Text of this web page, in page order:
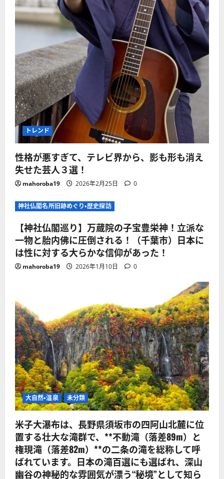
トレンド
性格が悪すぎて、テレビ界から、影も形も消え
失せた芸人３選！
mahoroba19 2026年2月25日 0
神社仏閣名所旧跡めぐり・歴史探訪
【神社仏閣巡り】万蔵院の子宝豊栄神！立派な
一物と胎内佛に圧倒される！（千葉市）日本に
は性に対する大らかな信仰があった！
mahoroba19 2026年1月10日 0
大自然・温泉 未分類
米子大瀑布は、長野県須坂市の四阿山北麓に位
置する壮大な滝群で、**不動滝（落差89m）と
権現滝（落差82m）**の二条の滝を総称して呼
ばれています。日本の滝百選にも選ばれ、深山
幽谷の神秘的な雰囲気が漂う“秘境”として知ら